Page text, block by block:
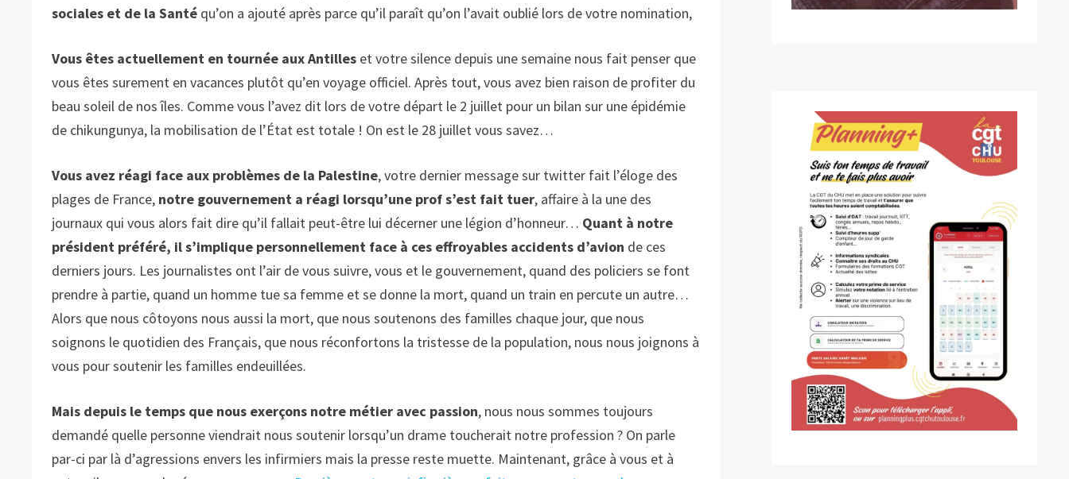
sociales et de la Santé qu’on a ajouté après parce qu’il paraît qu’on l’avait oublié lors de votre nomination,
Vous êtes actuellement en tournée aux Antilles et votre silence depuis une semaine nous fait penser que
vous êtes surement en vacances plutôt qu’en voyage officiel. Après tout, vous avez bien raison de profiter du
beau soleil de nos îles. Comme vous l’avez dit lors de votre départ le 2 juillet pour un bilan sur une épidémie
de chikungunya, la mobilisation de l’État est totale ! On est le 28 juillet vous savez…
Vous avez réagi face aux problèmes de la Palestine, votre dernier message sur twitter fait l’éloge des
plages de France, notre gouvernement a réagi lorsqu’une prof s’est fait tuer, affaire à la une des
journaux qui vous alors fait dire qu’il fallait peut-être lui décerner une légion d’honneur… Quant à notre
président préféré, il s’implique personnellement face à ces effroyables accidents d’avion de ces
derniers jours. Les journalistes ont l’air de vous suivre, vous et le gouvernement, quand des policiers se font
prendre à partie, quand un homme tue sa femme et se donne la mort, quand un train en percute un autre…
Alors que nous côtoyons nous aussi la mort, que nous soutenons des familles chaque jour, que nous
soignons le quotidien des Français, que nous réconfortons la tristesse de la population, nous nous joignons à
vous pour soutenir les familles endeuillées.
Mais depuis le temps que nous exerçons notre métier avec passion, nous nous sommes toujours
demandé quelle personne viendrait nous soutenir lorsqu’un drame toucherait notre profession ? On parle
par-ci par là d’agressions envers les infirmiers mais la presse reste muette. Maintenant, grâce à vous et à